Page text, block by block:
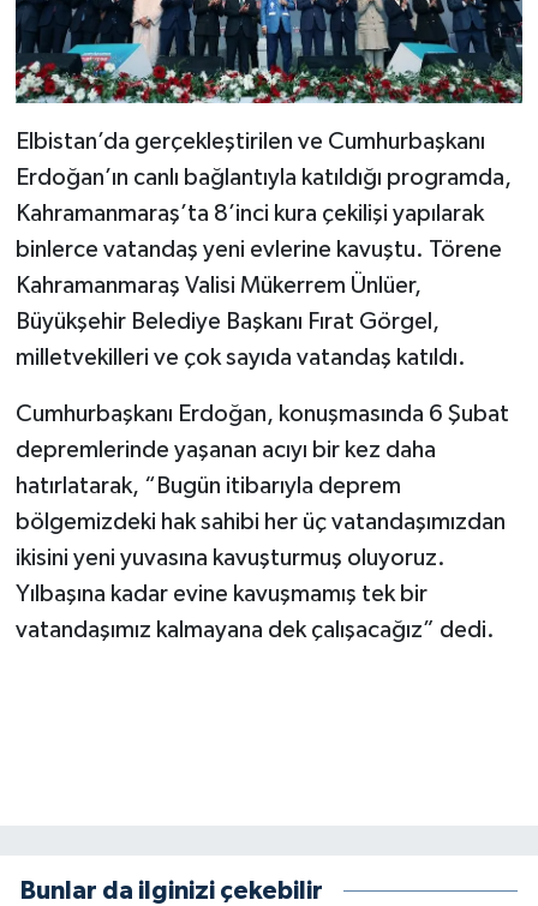
Elbistan’da gerçekleştirilen ve Cumhurbaşkanı
Erdoğan’ın canlı bağlantıyla katıldığı programda,
Kahramanmaraş’ta 8’inci kura çekilişi yapılarak
binlerce vatandaş yeni evlerine kavuştu. Törene
Kahramanmaraş Valisi Mükerrem Ünlüer,
Büyükşehir Belediye Başkanı Fırat Görgel,
milletvekilleri ve çok sayıda vatandaş katıldı.
Cumhurbaşkanı Erdoğan, konuşmasında 6 Şubat
depremlerinde yaşanan acıyı bir kez daha
hatırlatarak, “Bugün itibarıyla deprem
bölgemizdeki hak sahibi her üç vatandaşımızdan
ikisini yeni yuvasına kavuşturmuş oluyoruz.
Yılbaşına kadar evine kavuşmamış tek bir
vatandaşımız kalmayana dek çalışacağız” dedi.
Bunlar da ilginizi çekebilir
HEDEF2020
OTOMOBİL
MİZAH
TARİH
Genel
Politika
BÖLGEDEN
BİLİM TEKNOLOJİ
ASAYİŞ
SEÇİM 2015